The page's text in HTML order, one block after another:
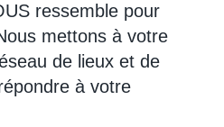
ressemble pour
mettons à votre
de lieux et de
à votre